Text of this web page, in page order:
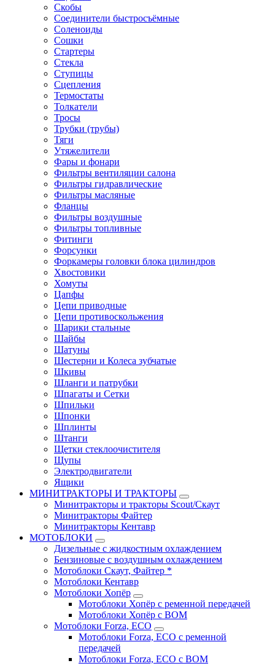
Скобы
Соединители быстросъёмные
Соленоиды
Сошки
Стартеры
Стекла
Ступицы
Сцепления
Термостаты
Толкатели
Тросы
Трубки (трубы)
Тяги
Утяжелители
Фары и фонари
Фильтры вентиляции салона
Фильтры гидравлические
Фильтры масляные
Фланцы
Фильтры воздушные
Фильтры топливные
Фитинги
Форсунки
Форкамеры головки блока цилиндров
Хвостовики
Хомуты
Цапфы
Цепи приводные
Цепи противоскольжения
Шарики стальные
Шайбы
Шатуны
Шестерни и Колеса зубчатые
Шкивы
Шланги и патрубки
Шпагаты и Сетки
Шпильки
Шпонки
Шплинты
Штанги
Щетки стеклоочистителя
Щупы
Электродвигатели
Ящики
МИНИТРАКТОРЫ И ТРАКТОРЫ
Минитракторы и тракторы Scout/Скаут
Минитракторы Файтер
Минитракторы Кентавр
МОТОБЛОКИ
Дизельные с жидкостным охлаждением
Бензиновые с воздушным охлаждением
Мотоблоки Скаут, Файтер *
Мотоблоки Кентавр
Мотоблоки Хопёр
Мотоблоки Хопёр с ременной передачей
Мотоблоки Хопёр с ВОМ
Мотоблоки Forza, ECO
Мотоблоки Forza, ЕСО с ременной
передачей
Мотоблоки Forza, ЕСО с ВОМ